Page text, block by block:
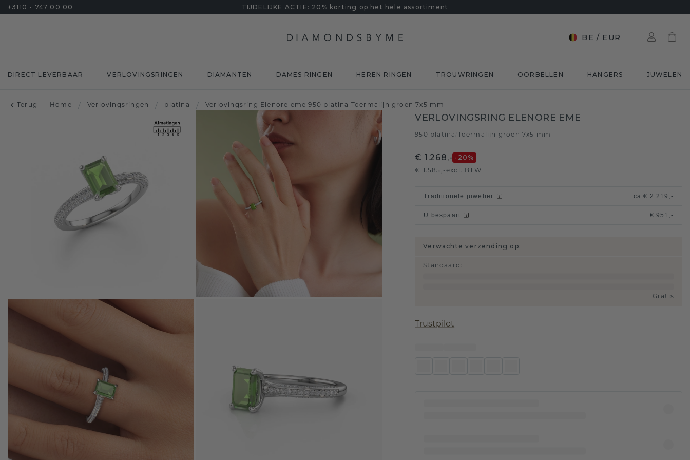
+3110 - 747 00 00 TIJDELIJKE ACTIE: 20% korting op het hele assortiment
BE / EUR
DIRECT LEVERBAAR VERLOVINGSRINGEN DIAMANTEN DAMES RINGEN HEREN RINGEN TROUWRINGEN OORBELLEN HANGERS JUWELEN
Terug Home / Verlovingsringen / platina / Verlovingsring Elenore eme 950 platina Toermalijn groen 7x5 mm
VERLOVINGSRING ELENORE EME
950 platina Toermalijn groen 7x5 mm
€ 1.268,- -20 %
€ 1.585,-excl. BTW
Traditionele juwelier: ca.€ 2.219,-
U bespaart: € 951,-
Verwachte verzending op:
Standaard :
Gratis
Trustpilot